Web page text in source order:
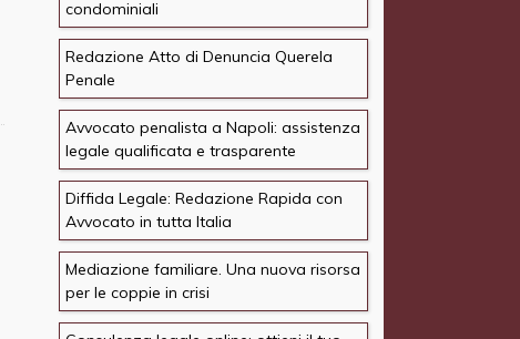
condominiali
Redazione Atto di Denuncia Querela
Penale
Avvocato penalista a Napoli: assistenza
legale qualificata e trasparente
Diffida Legale: Redazione Rapida con
Avvocato in tutta Italia
Mediazione familiare. Una nuova risorsa
per le coppie in crisi